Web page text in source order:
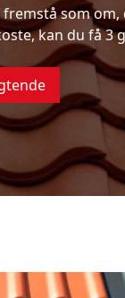
som
kan du få 3